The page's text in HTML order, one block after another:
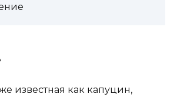
известная как капуцин,